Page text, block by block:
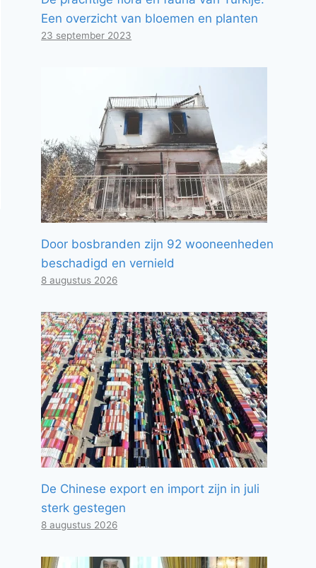
Een overzicht van bloemen en planten
23 september 2023
Door bosbranden zijn 92 wooneenheden
beschadigd en vernield
8 augustus 2026
De Chinese export en import zijn in juli
sterk gestegen
8 augustus 2026